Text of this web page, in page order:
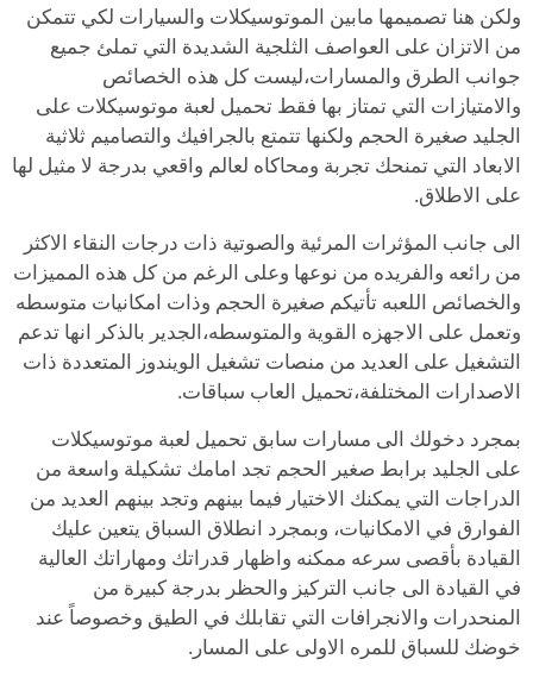
ولكن هنا تصميمها مابين الموتوسيكلات والسيارات لكي تتمكن
من الاتزان على العواصف الثلجية الشديدة التي تملئ جميع
جوانب الطرق والمسارات،ليست كل هذه الخصائص
والامتيازات التي تمتاز بها فقط تحميل لعبة موتوسيكلات على
الجليد صغيرة الحجم ولكنها تتمتع بالجرافيك والتصاميم ثلاثية
الابعاد التي تمنحك تجربة ومحاكاه لعالم واقعي بدرجة لا مثيل لها
على الاطلاق.
الى جانب المؤثرات المرئية والصوتية ذات درجات النقاء الاكثر
من رائعه والفريده من نوعها وعلى الرغم من كل هذه المميزات
والخصائص اللعبه تأتيكم صغيرة الحجم وذات امكانيات متوسطه
وتعمل على الاجهزه القوية والمتوسطه،الجدير بالذكر انها تدعم
التشغيل على العديد من منصات تشغيل الويندوز المتعددة ذات
الاصدارات المختلفة،تحميل العاب سباقات.
بمجرد دخولك الى مسارات سابق تحميل لعبة موتوسيكلات
على الجليد برابط صغير الحجم تجد امامك تشكيلة واسعة من
الدراجات التي يمكنك الاختيار فيما بينهم وتجد بينهم العديد من
الفوارق في الامكانيات، وبمجرد انطلاق السباق يتعين عليك
القيادة بأقصى سرعه ممكنه واظهار قدراتك ومهاراتك العالية
في القيادة الى جانب التركيز والحظر بدرجة كبيرة من
المنحدرات والانجرافات التي تقابلك في الطيق وخصوصاً عند
خوضك للسباق للمره الاولى على المسار.